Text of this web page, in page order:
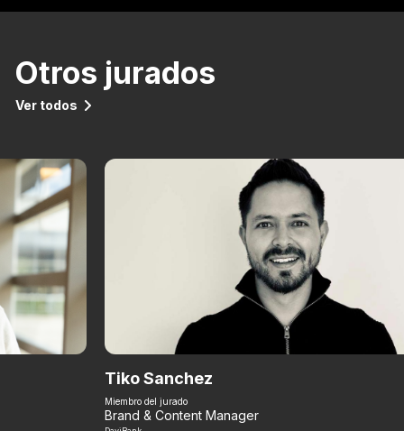
Otros jurados
Ver todos
Tiko Sanchez
Miembro del jurado
Brand & Content Manager